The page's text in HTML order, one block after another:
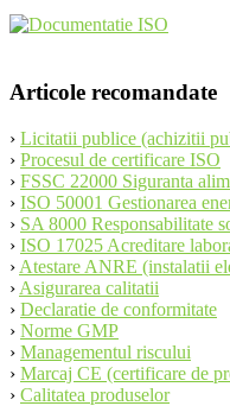
Articole recomandate
› Licitatii publice (achizitii
› Procesul de certificare ISO
› FSSC 22000 Siguranta
› ISO 50001 Gestionarea
› SA 8000 Responsabilitate
› ISO 17025 Acreditare
› Atestare ANRE (instalatii
› Asigurarea calitatii
› Declaratie de conformitate
› Norme GMP
› Managementul riscului
› Marcaj CE (certificare de
› Calitatea produselor